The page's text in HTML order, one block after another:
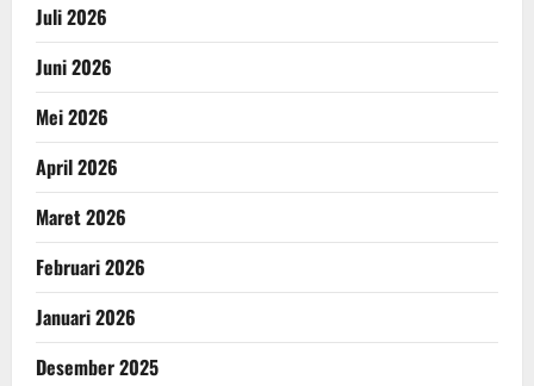
Juli 2026
Juni 2026
Mei 2026
April 2026
Maret 2026
Februari 2026
Januari 2026
Desember 2025